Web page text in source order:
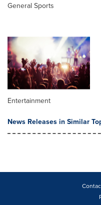
General Sports
Entertainment
News Releases in Similar